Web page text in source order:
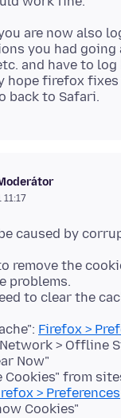
are now also
you had going
and have to
hope firefox
caused by
remove the
problems.
Firefox >
> Offline
Now"
Cookies" from
> Preferences
Cookies"